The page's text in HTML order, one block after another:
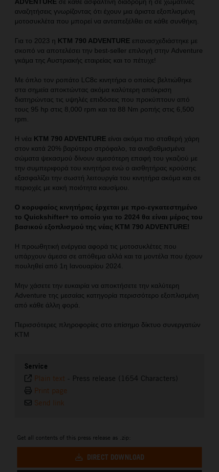
αναζητήσεις γνωρίζοντας ότι έχουν μια άριστα εξοπλισμένη
μοτοσυκλέτα που μπορεί να ανταπεξέλθει σε κάθε συνθήκη.
Για το 2023 η KTM 790 ADVENTURE επανασχεδιάστηκε με
σκοπό να αποτελέσει την best-seller επιλογή στην Adventure
γκάμα της Αυστριακής εταιρείας και το πέτυχε!
Με όπλο τον ροπάτο LC8c κινητήρα ο οποίος βελτιώθηκε
στα σημεία αποκτώντας ακόμα καλύτερη απόκριση
διατηρώντας τις υψηλές επιδόσεις που προκύπτουν από
τους 95 hp στις 8,000 rpm και τα 88 Nm ροπής στις 6,500
rpm.
Η νέα KTM 790 ADVENTURE είναι ακόμα πιο σταθερή χάρη
στον κατά 20% βαρύτερο στρόφαλο, τα αναβαθμισμένα
σώματα ψεκασμού δίνουν αμεσότερη επαφή του γκαζιού με
την συμπεριφορά του κινητήρα ενώ ο αισθητήρας κρούσης
εξασφαλίζει την σωστή λειτουργία του κινητήρα ακόμα και σε
περιοχές με κακή ποιότητα καυσίμου.
Ο κορυφαίος κινητήρας έρχεται με προ-εγκατεστημένο
το Quickshifter+ το οποίο για το 2024 θα είναι μέρος του
βασικού εξοπλισμού της νέας KTM 790 ADVENTURE!
Η προωθητική ενέργεια αφορά τις μοτοσυκλέτες που
υπάρχουν άμεσα σε απόθεμα αλλά και τα μοντέλα που έχουν
πουληθεί από 1η Ιανουαρίου 2024.
Μην χάσετε την ευκαιρία να αποκτήσετε την καλύτερη
Adventure της μεσαίας κατηγορία περισσότερο εξοπλισμένη
από κάθε άλλη φορά.
Περισσότερες πληροφορίες στο επίσημο δίκτυο συνεργατών
ΚΤΜ
Service
Plain text - Press release (1654 Characters)
Print page
Send link
Get all contents of this press release as .zip:
DIRECT DOWNLOAD